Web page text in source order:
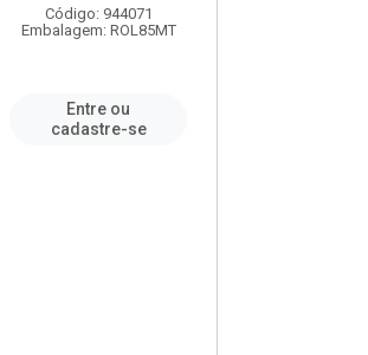
Código: 944071
Embalagem: ROL85MT
Entre ou
cadastre-se